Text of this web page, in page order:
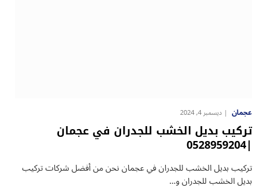
عجمان ديسمبر 4, 2024
تركيب بديل الخشب للجدران في عجمان
|0528959204
تركيب بديل الخشب للجدران في عجمان نحن من أفضل شركات تركيب
بديل الخشب للجدران و…